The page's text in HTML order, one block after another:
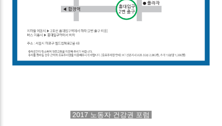
2017 노동자 건강권 포럼